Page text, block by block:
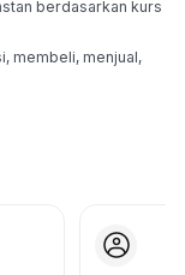
berdasarkan kurs
membeli, menjual,